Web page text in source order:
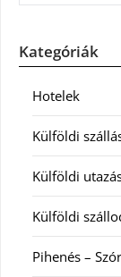
Kategóriák
Hotelek
Külföldi
Külföldi
Külföldi
Pihenés –